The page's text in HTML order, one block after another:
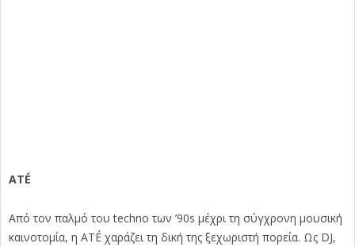
ATÉ
Από τον παλμό του techno των ’90s μέχρι τη σύγχρονη μουσική
καινοτομία, η ATÉ χαράζει τη δική της ξεχωριστή πορεία. Ως DJ,